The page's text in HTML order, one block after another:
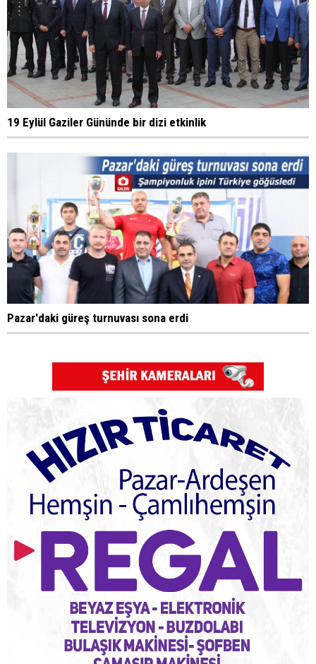
19 Eylül Gaziler Gününde bir dizi etkinlik
Pazar'daki güreş turnuvası sona erdi